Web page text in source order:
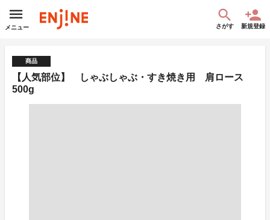
メニュー さがす 新規登録
商品
【人気部位】 しゃぶしゃぶ・すき焼き用 肩ロース
500g